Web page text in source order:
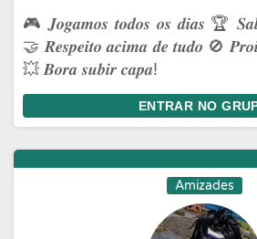
🎮 𝑱𝒐𝒈𝒂𝒎𝒐𝒔 𝒕𝒐𝒅𝒐𝒔 𝒐𝒔 𝒅𝒊𝒂𝒔 🏆
🤝 𝑹𝒆𝒔𝒑𝒆𝒊𝒕𝒐 𝒂𝒄𝒊𝒎𝒂 𝒅𝒆 𝒕𝒖𝒅𝒐 🚫
💥 𝑩𝒐𝒓𝒂 𝒔𝒖𝒃𝒊𝒓 𝒄𝒂𝒑𝒂!
ENTRAR NO
Amizades